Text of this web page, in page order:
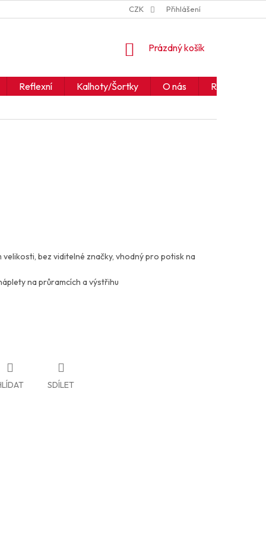
JAK ČÍST IKONY A SYMBOLY OBCHODNÍ
CZK Přihlášení
NÁKUPNÍ
Prázdný košík
Reflexní Kalhoty/Šortky O nás Realizace
velikosti, bez viditelné značky, vhodný pro potisk na
na průramcích a výstřihu
SDÍLET